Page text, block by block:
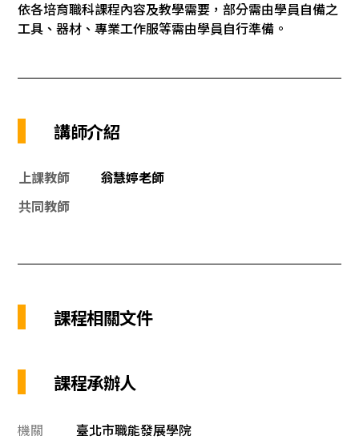
依各培育職科課程內容及教學需要，部分需由學員自備之
工具、器材、專業工作服等需由學員自行準備。
講師介紹
上課教師
翁慧婷老師
共同教師
課程相關文件
課程承辦人
機關
臺北市職能發展學院